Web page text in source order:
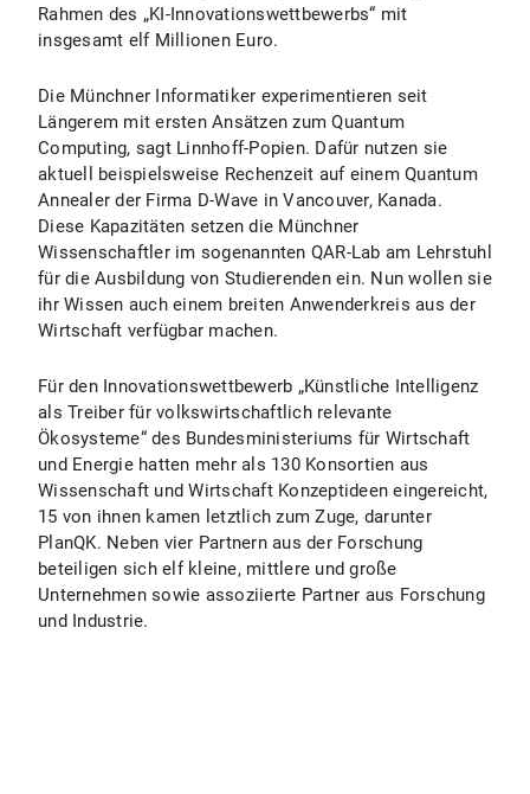
Rahmen des „KI-Innovationswettbewerbs“ mit
insgesamt elf Millionen Euro.
Die Münchner Informatiker experimentieren seit
Längerem mit ersten Ansätzen zum Quantum
Computing, sagt Linnhoff-Popien. Dafür nutzen sie
aktuell beispielsweise Rechenzeit auf einem Quantum
Annealer der Firma D-Wave in Vancouver, Kanada.
Diese Kapazitäten setzen die Münchner
Wissenschaftler im sogenannten QAR-Lab am Lehrstuhl
für die Ausbildung von Studierenden ein. Nun wollen sie
ihr Wissen auch einem breiten Anwenderkreis aus der
Wirtschaft verfügbar machen.
Für den Innovationswettbewerb „Künstliche Intelligenz
als Treiber für volkswirtschaftlich relevante
Ökosysteme“ des Bundesministeriums für Wirtschaft
und Energie hatten mehr als 130 Konsortien aus
Wissenschaft und Wirtschaft Konzeptideen eingereicht,
15 von ihnen kamen letztlich zum Zuge, darunter
PlanQK. Neben vier Partnern aus der Forschung
beteiligen sich elf kleine, mittlere und große
Unternehmen sowie assoziierte Partner aus Forschung
und Industrie.